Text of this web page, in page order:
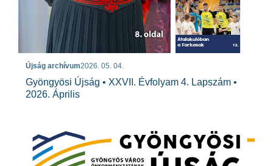
Újság archívum2026. 05. 04.
Gyöngyösi Újság • XXVII. Évfolyam 4. Lapszám •
2026. Április